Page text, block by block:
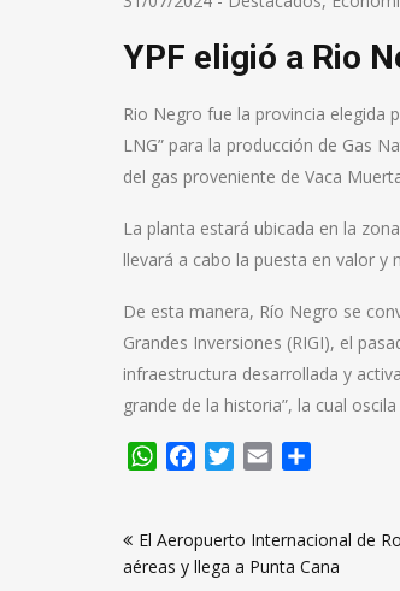
YPF eligió a Rio
Rio Negro fue la provincia elegida
LNG” para la producción de Gas
del gas proveniente de Vaca
La planta estará ubicada en la
llevará a cabo la puesta en valor
De esta manera, Río Negro se
Grandes Inversiones (RIGI), el
infraestructura desarrollada y
grande de la historia”, la cual
WhatsApp
FacebookTwitter
Email
deEl Aeropuerto Internacional de
aéreas y llega a Punta Cana